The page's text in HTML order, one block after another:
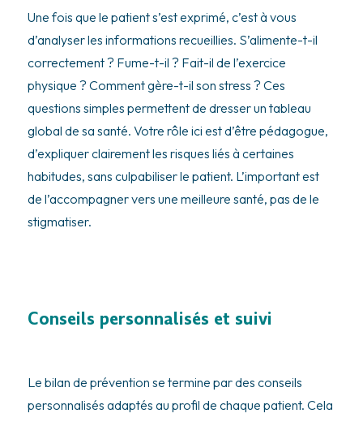
Une fois que le patient s’est exprimé, c’est à vous
d’analyser les informations recueillies. S’alimente-t-il
correctement ? Fume-t-il ? Fait-il de l’exercice
physique ? Comment gère-t-il son stress ? Ces
questions simples permettent de dresser un tableau
global de sa santé. Votre rôle ici est d’être pédagogue,
d’expliquer clairement les risques liés à certaines
habitudes, sans culpabiliser le patient. L’important est
de l’accompagner vers une meilleure santé, pas de le
stigmatiser.
Conseils personnalisés et suivi
Le bilan de prévention se termine par des conseils
personnalisés adaptés au profil de chaque patient. Cela